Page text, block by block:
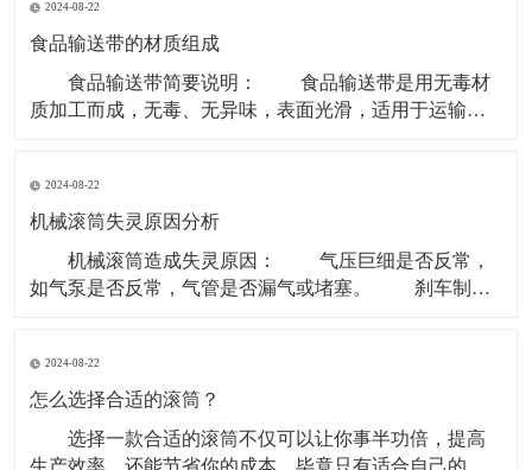
2024-08-22
食品输送带的材质组成
食品输送带简要说明： 食品输送带是用无毒材
质加工而成，无毒、无异味，表面光滑，适用于运输食
份，所以现在用于食品行业基本用PU型输送带。 材
质有PVC、聚乙烯、聚炳稀、PP、塑钢 ACE
2024-08-22
机械滚筒失灵原因分析
机械滚筒造成失灵原因： 气压巨细是否反常，
如气泵是否反常，气管是否漏气或堵塞。 刹车制动
锤张紧处上部个改向机械滚筒除应笔直于皮带长度方向
以外还应笔直于重力垂线，即确保其轴中心线水平。
2024-08-22
怎么选择合适的滚筒？
选择一款合适的滚筒不仅可以让你事半功倍，提高
生产效率，还能节省你的成本，毕竟只有适合自己的才